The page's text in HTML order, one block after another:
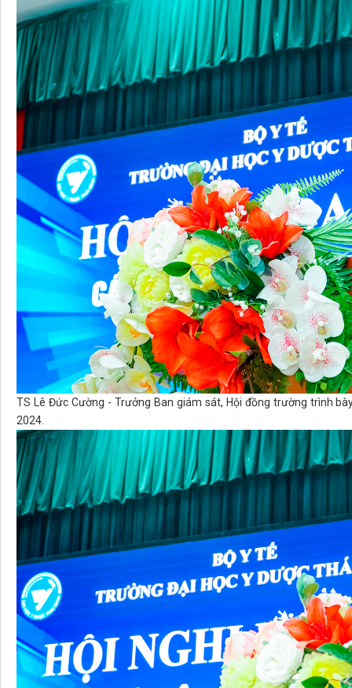
TS Lê Đức Cường - Trưởng Ban giám sát, Hội đồng trường trình
2024.